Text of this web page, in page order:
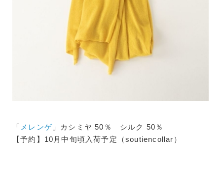
「 メレンゲ 」カシミヤ 50％ シルク 50％
【予約】10月中旬頃入荷予定（soutiencollar）